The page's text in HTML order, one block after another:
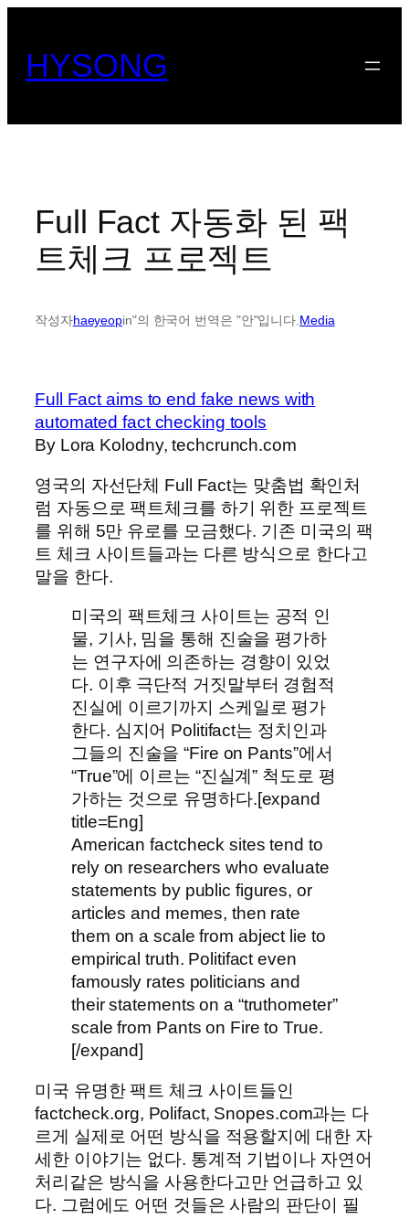
HYSONG
Full Fact 자동화 된 팩
트체크 프로젝트
작성자haeyeopin"의 한국어 번역은 "안"입니다.Media
Full Fact aims to end fake news with
automated fact checking tools
By Lora Kolodny, techcrunch.com
영국의 자선단체 Full Fact는 맞춤법 확인처
럼 자동으로 팩트체크를 하기 위한 프로젝트
를 위해 5만 유로를 모금했다. 기존 미국의 팩
트 체크 사이트들과는 다른 방식으로 한다고
말을 한다.
미국의 팩트체크 사이트는 공적 인
물, 기사, 밈을 통해 진술을 평가하
는 연구자에 의존하는 경향이 있었
다. 이후 극단적 거짓말부터 경험적
진실에 이르기까지 스케일로 평가
한다. 심지어 Politifact는 정치인과
그들의 진술을 “Fire on Pants”에서
“True”에 이르는 “진실계” 척도로 평
가하는 것으로 유명하다.[expand
title=Eng]
American factcheck sites tend to
rely on researchers who evaluate
statements by public figures, or
articles and memes, then rate
them on a scale from abject lie to
empirical truth. Politifact even
famously rates politicians and
their statements on a “truthometer”
scale from Pants on Fire to True.
[/expand]
미국 유명한 팩트 체크 사이트들인
factcheck.org, Polifact, Snopes.com과는 다
르게 실제로 어떤 방식을 적용할지에 대한 자
세한 이야기는 없다. 통계적 기법이나 자연어
처리같은 방식을 사용한다고만 언급하고 있
다. 그럼에도 어떤 것들은 사람의 판단이 필